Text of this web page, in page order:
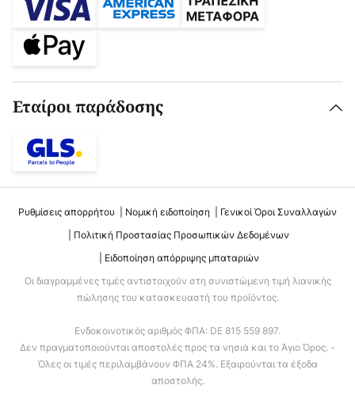
Εταίροι παράδοσης
Ρυθμίσεις απορρήτου Νομική ειδοποίηση
Γενικοί Όροι Συναλλαγών
Πολιτική Προστασίας Προσωπικών Δεδομένων
Ειδοποίηση απόρριψης μπαταριών
Οι διαγραμμένες τιμές αντιστοιχούν στη συνιστώμενη τιμή λιανικής
πώλησης του κατασκευαστή του προϊόντος.
Ενδοκοινοτικός αριθμός ΦΠΑ: DE 815 559 897.
Δεν πραγματοποιούνται αποστολές προς τα νησιά και το Άγιο Όρος. -
Όλες οι τιμές περιλαμβάνουν ΦΠΑ 24%. Εξαιρούνται τα έξοδα
αποστολής.